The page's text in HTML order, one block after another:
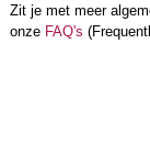
Zit je met meer
onze FAQ's